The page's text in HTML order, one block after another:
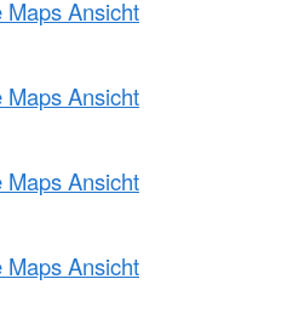
Maps Ansicht
Maps Ansicht
Maps Ansicht
Maps Ansicht